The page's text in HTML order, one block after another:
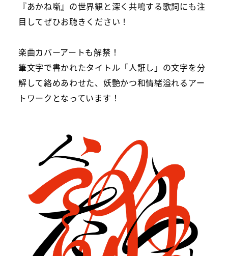
『あかね噺』の世界観と深く共鳴する歌詞にも注
目してぜひお聴きください！
楽曲カバーアートも解禁！
筆文字で書かれたタイトル「人誑し」の文字を分
解して絡めあわせた、妖艶かつ和情緒溢れるアー
トワークとなっています！